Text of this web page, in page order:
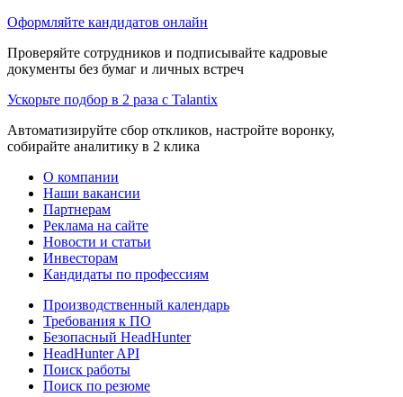
Оформляйте кандидатов онлайн
Проверяйте сотрудников и подписывайте кадровые
документы без бумаг и личных встреч
Ускорьте подбор в 2 раза с Talantix
Автоматизируйте сбор откликов, настройте воронку,
собирайте аналитику в 2 клика
О компании
Наши вакансии
Партнерам
Реклама на сайте
Новости и статьи
Инвесторам
Кандидаты по профессиям
Производственный календарь
Требования к ПО
Безопасный HeadHunter
HeadHunter API
Поиск работы
Поиск по резюме